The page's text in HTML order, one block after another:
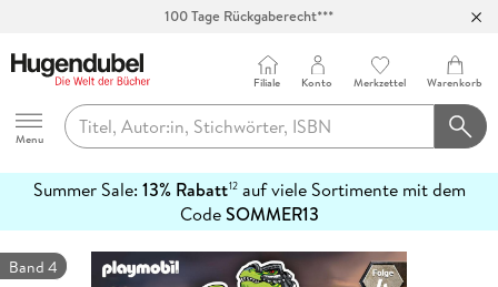
Abholung in über 100 Filialen
Hugendubel
Menu
Filiale Konto Merkzettel Warenkorb
Summer Sale: 13% Rabatt12auf viele Sortimente mit dem
CodeSOMMER13
erfahren
Band 4